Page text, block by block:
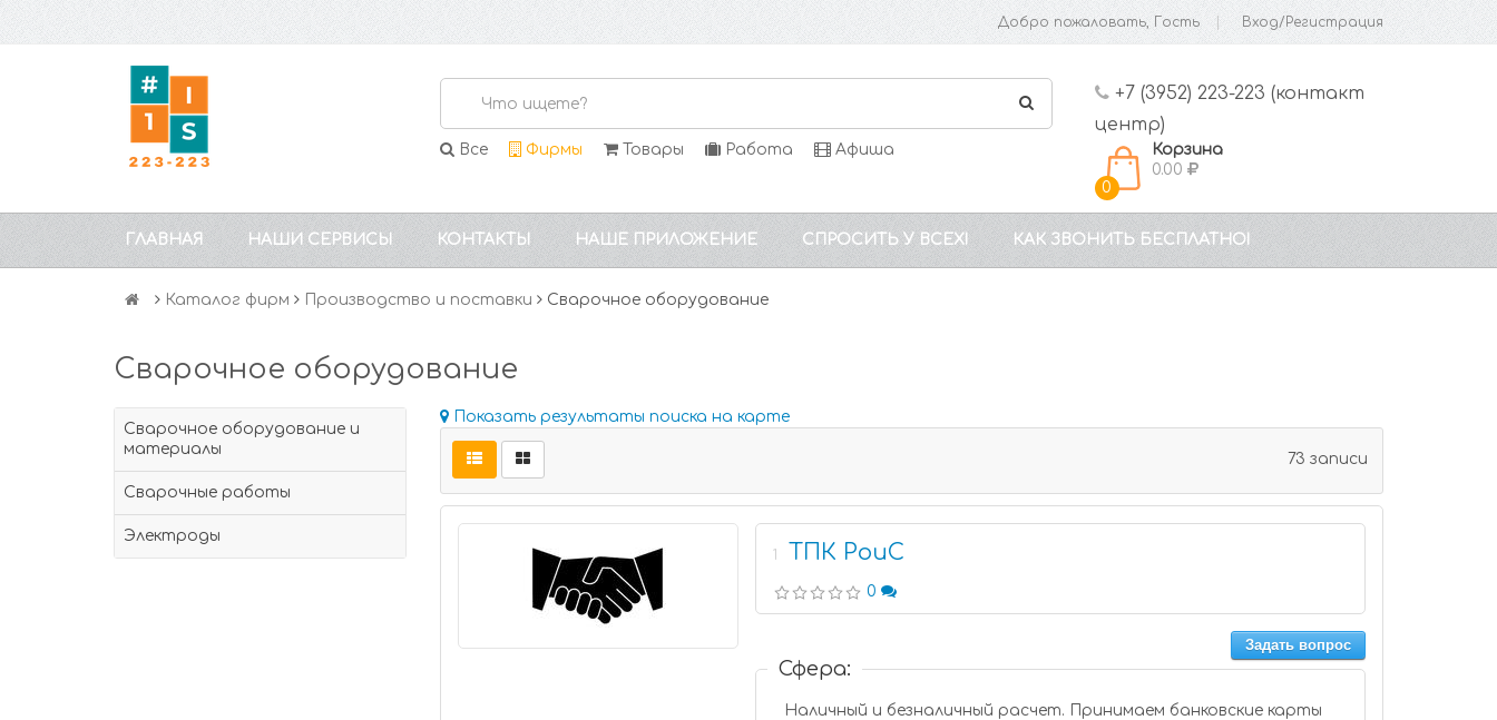
Добро пожаловать, Гость Вход/Регистрация
Все Фирмы Товары Работа Афиша
+7 (3952) 223-223 (контакт
центр)
0
Корзина
0.00
ГЛАВНАЯ НАШИ СЕРВИСЫ КОНТАКТЫ НАШЕ ПРИЛОЖЕНИЕ СПРОСИТЬ У ВСЕХ! КАК ЗВОНИТЬ БЕСПЛАТНО!
Каталог фирм Производство и поставки Сварочное оборудование
Сварочное оборудование
Сварочное оборудование и
материалы
Сварочные работы
Электроды
Показать результаты поиска на карте
73 записи
1 ТПК РоиС
0
Задать вопрос
Сфера:
Наличный и безналичный расчет. Принимаем банковские карты